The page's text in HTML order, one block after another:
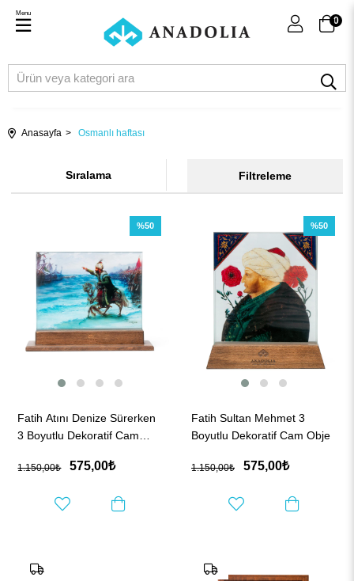
0
Menu
Anasayfa Osmanlı haftası
Filtreleme
Sıralama
Fatih Atını Denize Sürerken
3 Boyutlu Dekoratif Cam
575,00₺
1.150,00₺
%50
Fatih Sultan Mehmet 3
Boyutlu Dekoratif Cam Obje
575,00₺
1.150,00₺
%50